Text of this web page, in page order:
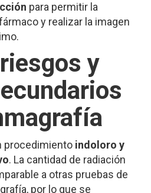
para permitir la
y realizar la imagen
y
procedimiento indoloro y
. La cantidad de radiación
a otras pruebas de
por lo que se